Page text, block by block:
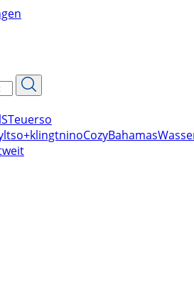
STeuerso
so+klingtninoCozyBahamas